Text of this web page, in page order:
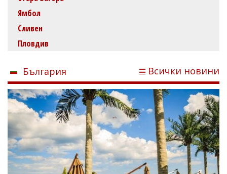
Ямбол
Сливен
Пловдив
България Всички новини